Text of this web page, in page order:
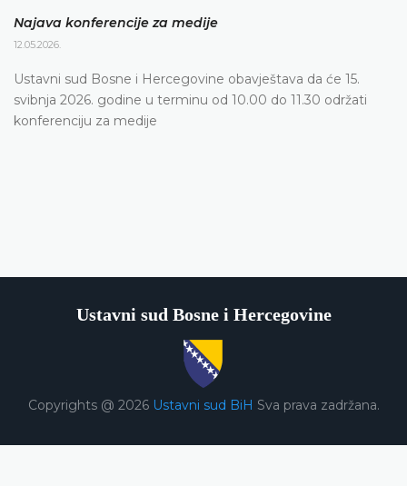
Najava konferencije za medije
12.05.2026.
Ustavni sud Bosne i Hercegovine obavještava da će 15.
svibnja 2026. godine u terminu od 10.00 do 11.30 održati
konferenciju za medije
Ustavni sud Bosne i Hercegovine
Copyrights @ 2026 Ustavni sud BiH Sva prava zadržana.